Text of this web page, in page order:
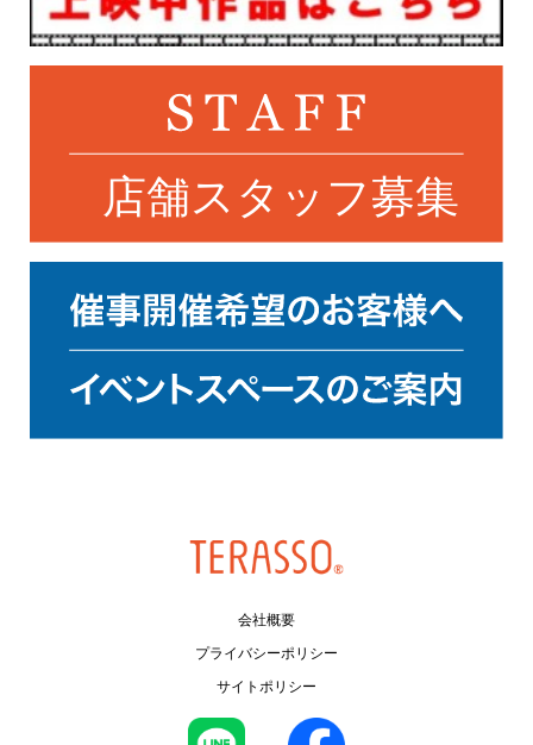
会社概要
プライバシーポリシー
サイトポリシー